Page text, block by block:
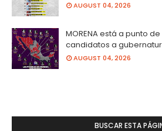
AUGUST 04, 2026
MORENA está a punto
candidatos a
AUGUST 04, 2026
BUSCAR ESTA